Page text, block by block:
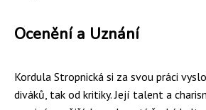
Ocenění a Uznání
Kordula Stropnická si za svou práci
diváků, tak od kritiky. Její talent a